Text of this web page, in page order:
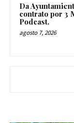
Da
contrato por 3
Podcast.
agosto 7, 2026